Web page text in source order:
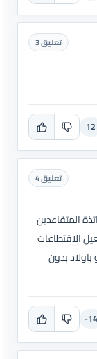
تعليق 3
12
تعليق 4
المتقاعدين
الاقتطاعات
بدون
-14